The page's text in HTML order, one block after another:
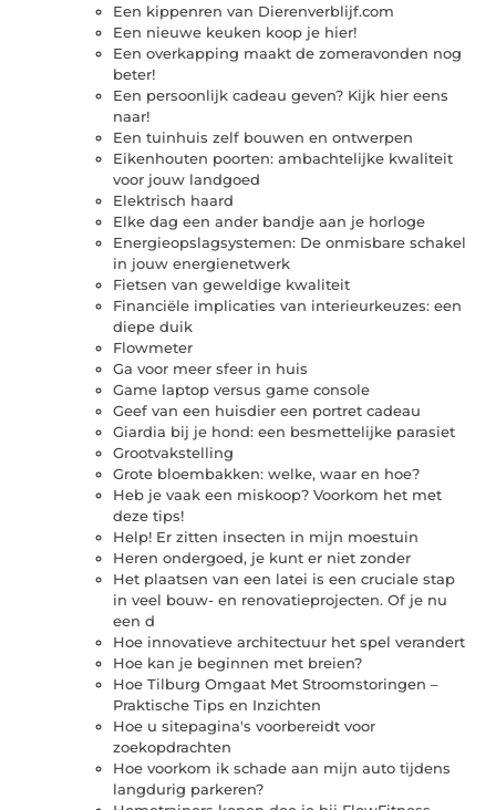
Een kippenren van Dierenverblijf.com
Een nieuwe keuken koop je hier!
Een overkapping maakt de zomeravonden nog
beter!
Een persoonlijk cadeau geven? Kijk hier eens
naar!
Een tuinhuis zelf bouwen en ontwerpen
Eikenhouten poorten: ambachtelijke kwaliteit
voor jouw landgoed
Elektrisch haard
Elke dag een ander bandje aan je horloge
Energieopslagsystemen: De onmisbare schakel
in jouw energienetwerk
Fietsen van geweldige kwaliteit
Financiële implicaties van interieurkeuzes: een
diepe duik
Flowmeter
Ga voor meer sfeer in huis
Game laptop versus game console
Geef van een huisdier een portret cadeau
Giardia bij je hond: een besmettelijke parasiet
Grootvakstelling
Grote bloembakken: welke, waar en hoe?
Heb je vaak een miskoop? Voorkom het met
deze tips!
Help! Er zitten insecten in mijn moestuin
Heren ondergoed, je kunt er niet zonder
Het plaatsen van een latei is een cruciale stap
in veel bouw- en renovatieprojecten. Of je nu
een d
Hoe innovatieve architectuur het spel verandert
Hoe kan je beginnen met breien?
Hoe Tilburg Omgaat Met Stroomstoringen –
Praktische Tips en Inzichten
Hoe u sitepagina's voorbereidt voor
zoekopdrachten
Hoe voorkom ik schade aan mijn auto tijdens
langdurig parkeren?